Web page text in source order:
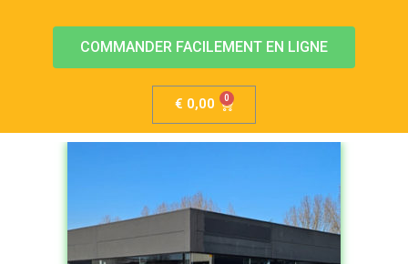
COMMANDER FACILEMENT EN LIGNE
€ 0,00